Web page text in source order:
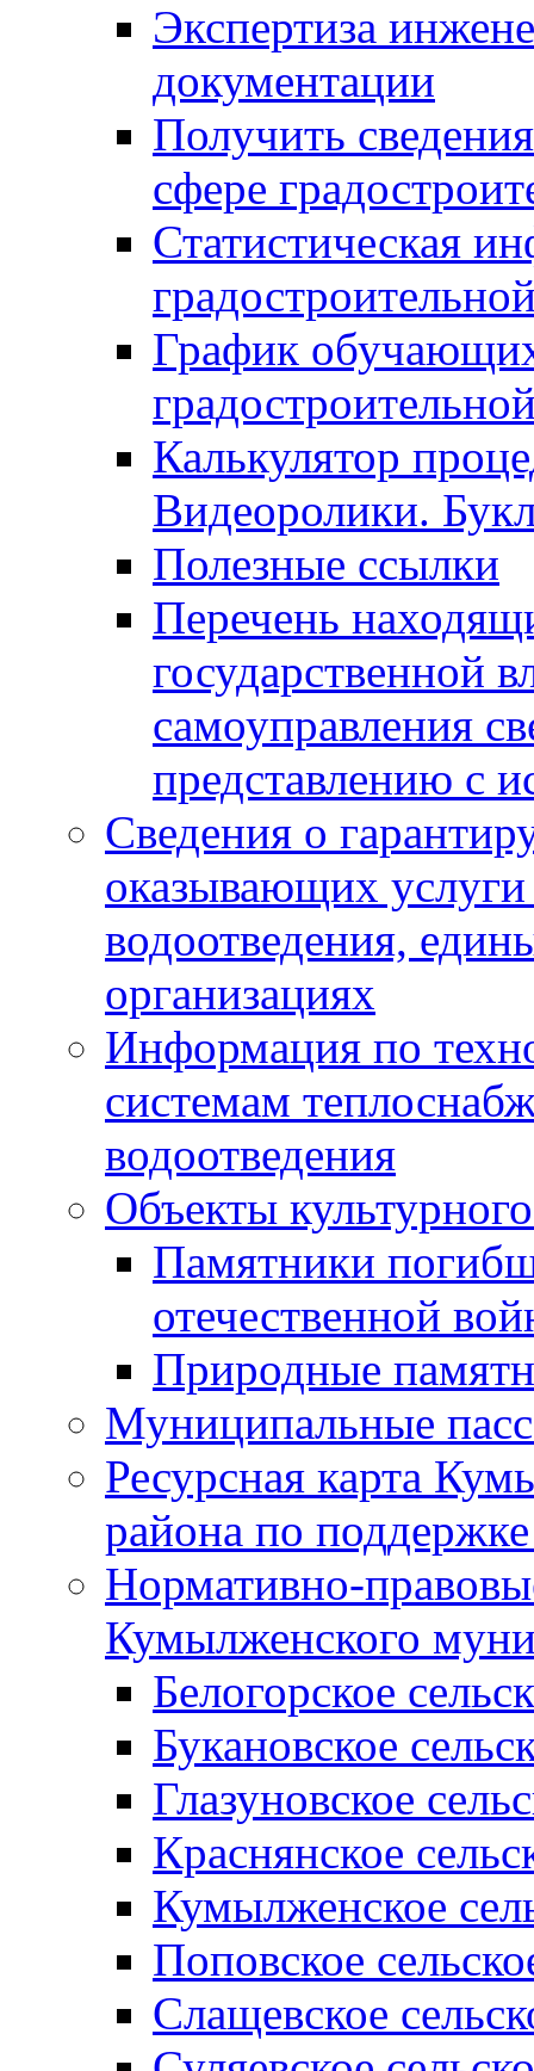
Экспертиза
документации
Получить
сфере
Статистическая
График
Калькулятор
Видеоролики.
Полезные ссылки
Перечень
государственной
самоуправления
представлению с
Сведения о
оказывающих
водоотведения,
организациях
Информация по
системам
водоотведения
Объекты
Памятники
отечественной
Природные
Муниципальные
Ресурсная карта
района по
Нормативно-
Кумылженского
Белогорское
Букановское
Глазуновское
Краснянское
Кумылженское
Поповское
Слащевское